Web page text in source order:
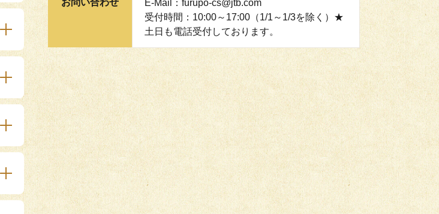
お問い合わせ
E-Mail：furupo-cs@jtb.com
受付時間：10:00～17:00（1/1～1/3を除く）★
土日も電話受付しております。